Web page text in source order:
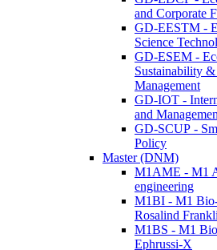
and Corporate
GD-EESTM -
Science
GD-ESEM -
Sustainability
Management
GD-IOT -
and
GD-SCUP -
Policy
Master (DNM)
M1AME - M1
engineering
M1BI - M1
Rosalind
M1BS - M1
Ephrussi-X